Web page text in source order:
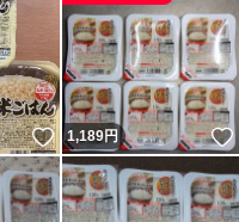
いいね！
1,189円